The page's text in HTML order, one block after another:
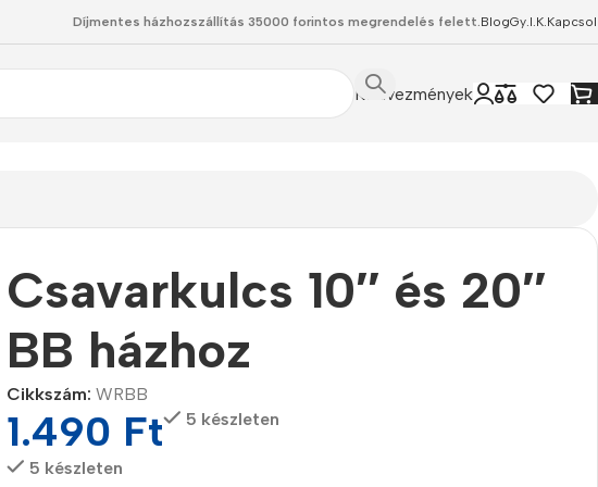
Díjmentes házhozszállítás 35000 forintos megrendelés felett.BlogGy.I.K.
Kedvezmények
Csavarkulcs 10″ és 20″
BB házhoz
Cikkszám:WRBB
1.490 Ft 5 készleten
5 készleten